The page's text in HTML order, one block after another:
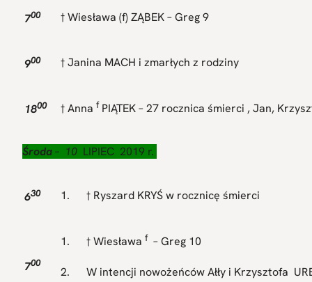
700 † Wiesława (f) ZĄBEK – Greg 9
900 † Janina MACH i zmarłych z rodziny
1800 † Anna f PIĄTEK – 27 rocznica śmierci , Jan,
Środa– 10 LIPIEC 2019 r.
630 1. † Ryszard KRYŚ w rocznicę śmierci
700
1. † Wiesława f – Greg 10
2. W intencji nowożeńców Ałły i Krzysztofa